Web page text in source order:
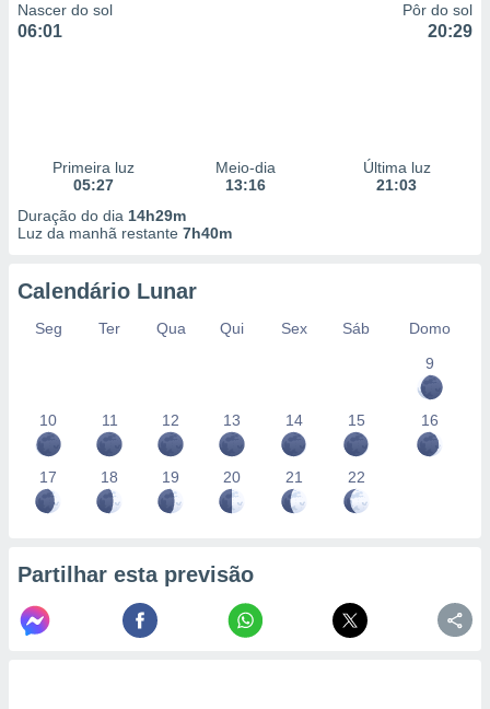
Nascer do sol
06:01
Pôr do sol
20:29
Primeira luz
05:27
Meio-dia
13:16
Última luz
21:03
Duração do dia 14h29m
Luz da manhã restante 7h40m
Calendário Lunar
Seg Ter Qua Qui Sex Sáb
Domo
9
10 11 12 13 14 15 16
17 18 19 20 21 22
Partilhar esta previsão